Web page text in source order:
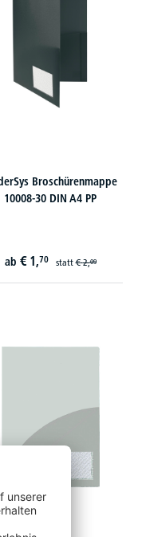
Broschürenmappe
10008-30 DIN A4 PP
ab € 1,70 statt€ 2,09